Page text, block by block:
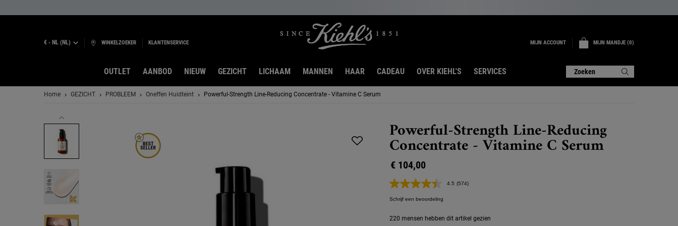
€ - NL (NL) WINKELZOEKER KLANTENSERVICE MIJN ACCOUNT MIJN MANDJE 0
0 PRODUCT
OUTLET AANBOD NIEUW GEZICHT LICHAAM MANNEN HAAR CADEAU OVER KIEHL'S SERVICES Zoeken
Home GEZICHT PROBLEEM Oneffen Huidteint Powerful-Strength Line-Reducing Concentrate - Vitamine C Serum
Powerful-Strength Line-Reducing
Concentrate - Vitamine C Serum
€ 104,00
4.5 Lees
paginalink.
(574)
Schrijf een beoordeling
220 mensen hebben dit artikel gezien